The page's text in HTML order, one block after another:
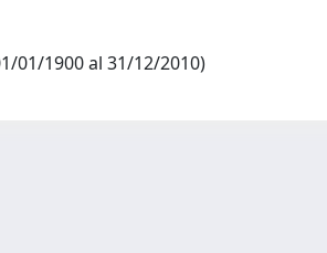
01/1900 al 31/12/2010)